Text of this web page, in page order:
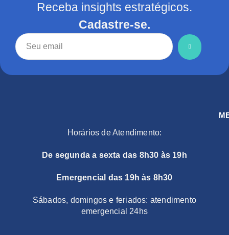
Receba insights estratégicos.
Cadastre-se.
Horários de Atendimento:
De segunda a sexta das 8h30 às 19h
Emergencial das 19h às 8h30
Sábados, domingos e feriados: atendimento
emergencial 24hs